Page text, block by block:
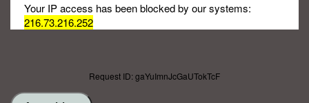
Your IP access has been blocked by our systems:
216.73.216.252
Request ID: gaYuImnJcGaUTokTcF